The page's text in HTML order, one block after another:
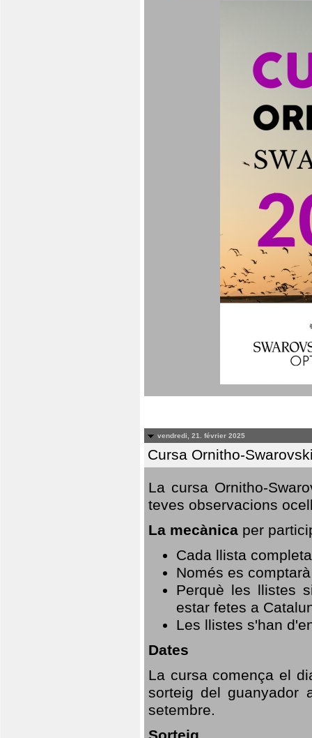
vendredi, 21. février 2025
Cursa Ornitho-
La cursa Ornitho-
teves observacions
La mecànica per
Cada llista
Només es
Perquè les llistes
estar fetes a
Les llistes s'han
Dates
La cursa comença el
sorteig del guanyador
setembre.